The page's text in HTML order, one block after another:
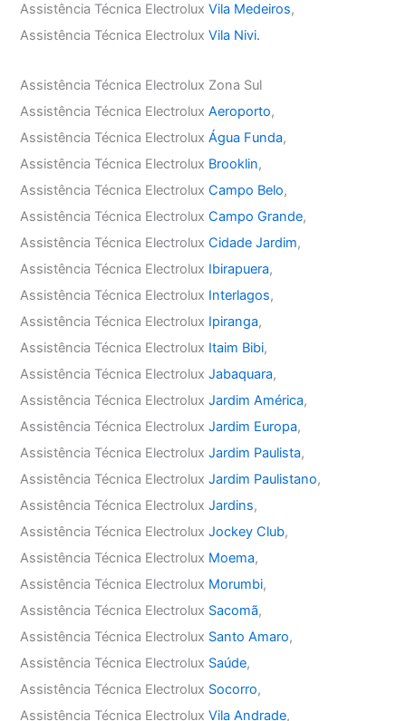
Assistência Técnica ElectroluxVila Medeiros,
Assistência Técnica ElectroluxVila Nivi.
Assistência Técnica Electrolux Zona Sul
Assistência Técnica ElectroluxAeroporto,
Assistência Técnica ElectroluxÁgua Funda,
Assistência Técnica Electrolux Brooklin,
Assistência Técnica ElectroluxCampo Belo,
Assistência Técnica ElectroluxCampo Grande,
Assistência Técnica ElectroluxCidade Jardim,
Assistência Técnica Electrolux Ibirapuera,
Assistência Técnica Electrolux Interlagos,
Assistência Técnica Electrolux Ipiranga,
Assistência Técnica Electrolux Itaim Bibi,
Assistência Técnica ElectroluxJabaquara,
Assistência Técnica ElectroluxJardim América,
Assistência Técnica ElectroluxJardim Europa,
Assistência Técnica ElectroluxJardim Paulista,
Assistência Técnica ElectroluxJardim Paulistano,
Assistência Técnica ElectroluxJardins,
Assistência Técnica ElectroluxJockey Club,
Assistência Técnica Electrolux Moema,
Assistência Técnica Electrolux Morumbi,
Assistência Técnica Electrolux Sacomã,
Assistência Técnica Electrolux Santo Amaro,
Assistência Técnica Electrolux Saúde,
Assistência Técnica Electrolux Socorro,
Assistência Técnica ElectroluxVila Andrade,